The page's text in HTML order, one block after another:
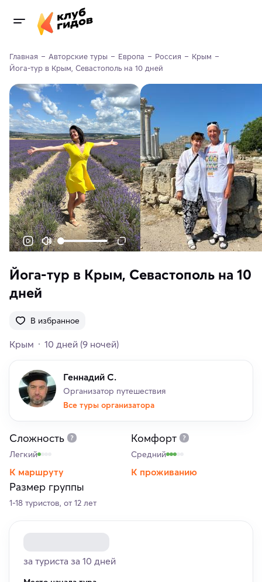
Главная Авторские туры Европа Россия
Крым
Йога-тур в Крым, Севастополь на 10 дней
Йога-тур в Крым, Севастополь на 10
дней
В избранное
Крым 10 дней (9 ночей)
Геннадий С.
Организатор путешествия
Все туры организатора
Сложность
Легкий
К маршруту
Комфорт
Средний
К проживанию
Размер группы
1-18 туристов, от 12 лет
за туриста за 10 дней